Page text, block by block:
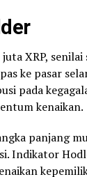
XRP,
ke pasar
pada
kenaikan.
panjang
Indikator